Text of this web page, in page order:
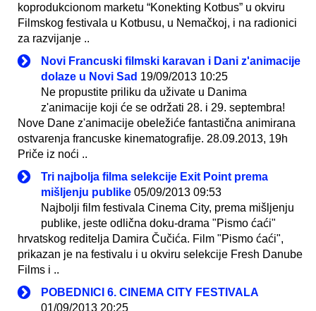
koprodukcionom marketu “Konekting Kotbus” u okviru
Filmskog festivala u Kotbusu, u Nemačkoj, i na radionici
za razvijanje ..
Novi Francuski filmski karavan i Dani z'animacije
dolaze u Novi Sad 19/09/2013 10:25
Ne propustite priliku da uživate u Danima
z'animacije koji će se održati 28. i 29. septembra!
Nove Dane z'animacije obeležiće fantastična animirana
ostvarenja francuske kinematografije. 28.09.2013, 19h
Priče iz noći ..
Tri najbolja filma selekcije Exit Point prema
mišljenju publike 05/09/2013 09:53
Najbolji film festivala Cinema City, prema mišljenju
publike, jeste odlična doku-drama "Pismo ćaći"
hrvatskog reditelja Damira Čučića. Film "Pismo ćaći",
prikazan je na festivalu i u okviru selekcije Fresh Danube
Films i ..
POBEDNICI 6. CINEMA CITY FESTIVALA
01/09/2013 20:25